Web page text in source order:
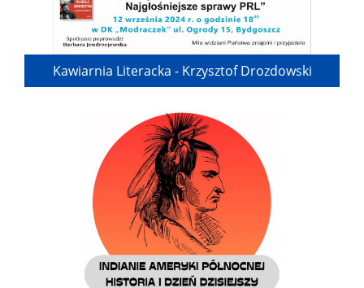
Kawiarnia Literacka - Krzysztof Drozdowski